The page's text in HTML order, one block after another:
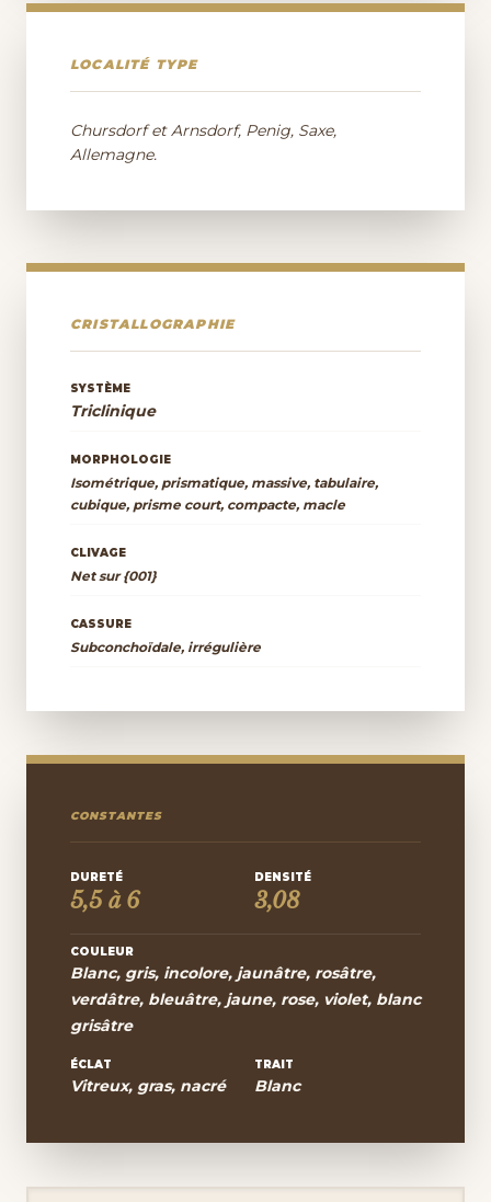
LOCALITÉ TYPE
Chursdorf et Arnsdorf, Penig, Saxe,
Allemagne.
CRISTALLOGRAPHIE
SYSTÈME
Triclinique
MORPHOLOGIE
Isométrique, prismatique, massive, tabulaire,
cubique, prisme court, compacte, macle
CLIVAGE
Net sur {001}
CASSURE
Subconchoïdale, irrégulière
CONSTANTES
DURETÉ
5,5 à 6
DENSITÉ
3,08
COULEUR
Blanc, gris, incolore, jaunâtre, rosâtre,
verdâtre, bleuâtre, jaune, rose, violet, blanc
grisâtre
ÉCLAT
Vitreux, gras, nacré
TRAIT
Blanc